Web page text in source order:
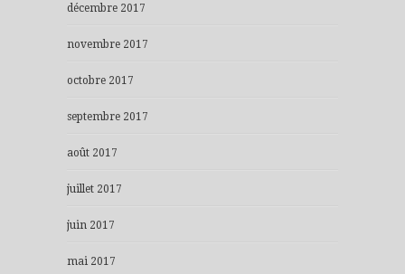
décembre 2017
novembre 2017
octobre 2017
septembre 2017
août 2017
juillet 2017
juin 2017
mai 2017